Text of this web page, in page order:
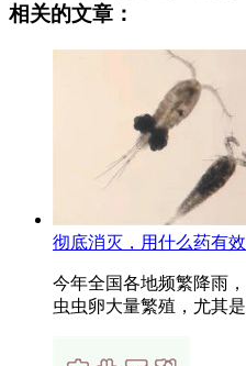
相关的文章：
彻底消灭，用什么药有效
今年全国各地频繁降雨
虫虫卵大量繁殖，尤其